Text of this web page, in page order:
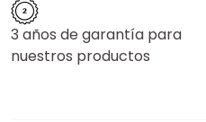
3 años de garantía para
nuestros productos